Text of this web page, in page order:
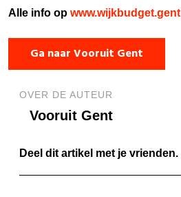
Alle info op www.wijkbudget.gent
Ga naar Vooruit Gent
OVER DE AUTEUR
Vooruit Gent
Deel dit artikel met je vrienden.